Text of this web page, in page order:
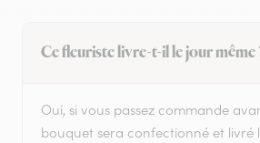
Ce fleuriste livre-t-il le jour même
Oui, si vous passez commande
bouquet sera confectionné et livré